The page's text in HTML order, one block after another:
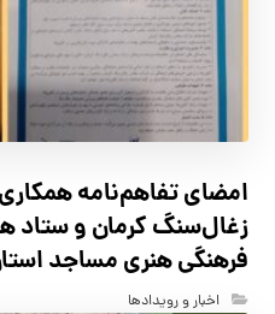
امضای تفاهم‌نامه
زغال‌سنگ کرمان و ستاد
فرهنگی هنری مساجد
اخبار و رویدادها